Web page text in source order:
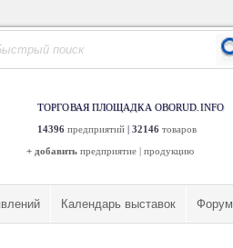
ТОРГОВАЯ ПЛОЩАДКА OBORUD.INFO
14396 предприятий | 32146 товаров
+ добавить предприятие | продукцию
Календарь выставок Форум